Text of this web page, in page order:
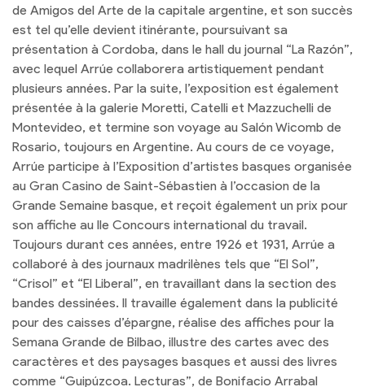
de Amigos del Arte de la capitale argentine, et son succès
est tel qu’elle devient itinérante, poursuivant sa
présentation à Cordoba, dans le hall du journal “La Razón”,
avec lequel Arrúe collaborera artistiquement pendant
plusieurs années. Par la suite, l’exposition est également
présentée à la galerie Moretti, Catelli et Mazzuchelli de
Montevideo, et termine son voyage au Salón Wicomb de
Rosario, toujours en Argentine. Au cours de ce voyage,
Arrúe participe à l’Exposition d’artistes basques organisée
au Gran Casino de Saint-Sébastien à l’occasion de la
Grande Semaine basque, et reçoit également un prix pour
son affiche au IIe Concours international du travail.
Toujours durant ces années, entre 1926 et 1931, Arrúe a
collaboré à des journaux madrilènes tels que “El Sol”,
“Crisol” et “El Liberal”, en travaillant dans la section des
bandes dessinées. Il travaille également dans la publicité
pour des caisses d’épargne, réalise des affiches pour la
Semana Grande de Bilbao, illustre des cartes avec des
caractères et des paysages basques et aussi des livres
comme “Guipúzcoa. Lecturas”, de Bonifacio Arrabal